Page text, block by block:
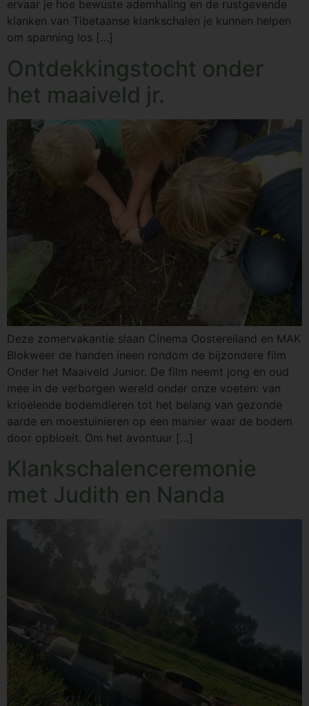
ervaar je hoe bewuste ademhaling en de rustgevende
klanken van Tibetaanse klankschalen je kunnen helpen
om spanning los […]
Ontdekkingstocht onder
het maaiveld jr.
Deze zomervakantie slaan Cinema Oostereiland en MAK
Blokweer de handen ineen rondom de bijzondere film
Onder het Maaiveld Junior. De film neemt jong en oud
mee in de verborgen wereld onder onze voeten: van
krioelende bodemdieren tot het belang van gezonde
aarde en moestuinieren op een manier waar de bodem
door opbloeit. Om het avontuur […]
Klankschalenceremonie
met Judith en Nanda